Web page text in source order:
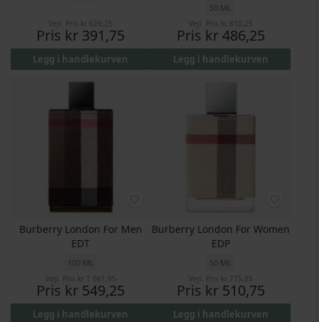
Vejl. Pris kr 629,25
Pris kr 391,75
Legg i handlekurven
50 ML
Vejl. Pris kr 810,25
Pris kr 486,25
Legg i handlekurven
Burberry London For Men
EDT
100 ML
Vejl. Pris kr 1 061,95
Pris kr 549,25
Legg i handlekurven
Burberry London For Women
EDP
50 ML
Vejl. Pris kr 775,95
Pris kr 510,75
Legg i handlekurven